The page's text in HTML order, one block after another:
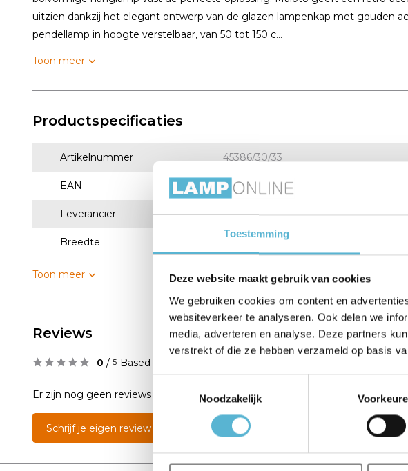
Toestemming
Deze website maakt gebruik van cookies
We gebruiken cookies om content en
websiteverkeer te analyseren. Ook delen we
media, adverteren en analyse. Deze partners
verstrekt of die ze hebben verzameld op basis
Noodzakelijk
uitzien dankzij het elegant ontwerp van de glazen lampenkap met gouden
pendellamp in hoogte verstelbaar, van 50 tot 150 c...
Toon meer
Productspecificaties
Artikelnummer 45386/30/33
EAN 5411212451194
Leverancier Lucide
Breedte
Toon meer
Reviews
0 / 5 Based on 0 reviews
Er zijn nog geen reviews geschreven over dit product..
Schrijf je eigen review